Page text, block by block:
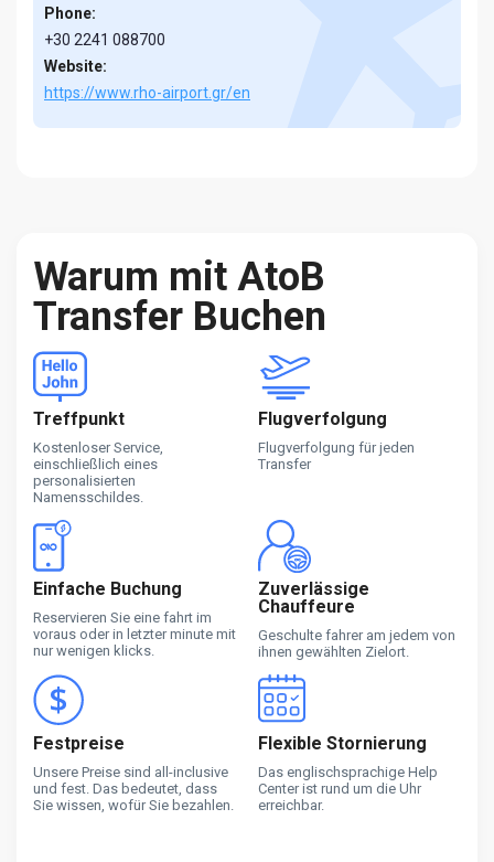
Phone:
+30 2241 088700
Website:
https://www.rho-airport.gr/en
Warum mit AtoB
Transfer Buchen
Treffpunkt
Kostenloser Service,
einschließlich eines
personalisierten
Namensschildes.
Flugverfolgung
Flugverfolgung für jeden
Transfer
Einfache Buchung
Reservieren Sie eine fahrt im
voraus oder in letzter minute mit
nur wenigen klicks.
Zuverlässige
Chauffeure
Geschulte fahrer am jedem von
ihnen gewählten Zielort.
Festpreise
Unsere Preise sind all-inclusive
und fest. Das bedeutet, dass
Sie wissen, wofür Sie bezahlen.
Flexible Stornierung
Das englischsprachige Help
Center ist rund um die Uhr
erreichbar.